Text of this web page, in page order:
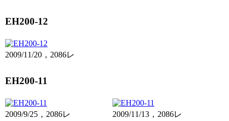
EH200-12
2009/11/20，2086レ
EH200-11
2009/9/25，2086レ 2009/11/13，2086レ